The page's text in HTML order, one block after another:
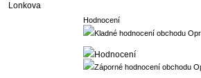
Hodnocení